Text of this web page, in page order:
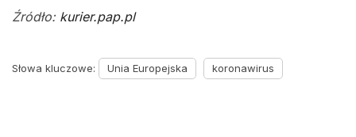
Źródło: kurier.pap.pl
Słowa kluczowe: Unia Europejska koronawirus